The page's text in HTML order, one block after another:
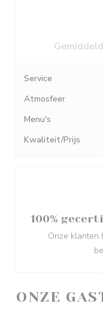
ONZE
Service
Atmosfeer
Menu's
Kwaliteit/Prijs
100%
Onze klanten